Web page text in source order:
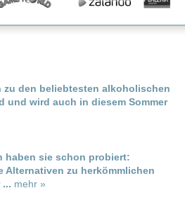
zu den beliebtesten alkoholischen
und wird auch in diesem Sommer
haben sie schon probiert:
Alternativen zu herkömmlichen
mehr »